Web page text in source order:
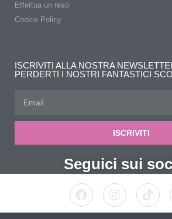
Effettua un reso
Cookie Policy
ISCRIVITI ALLA NOSTRA
PERDERTI I NOSTRI FANTASTICI
ISCRIVITI
Seguici sui